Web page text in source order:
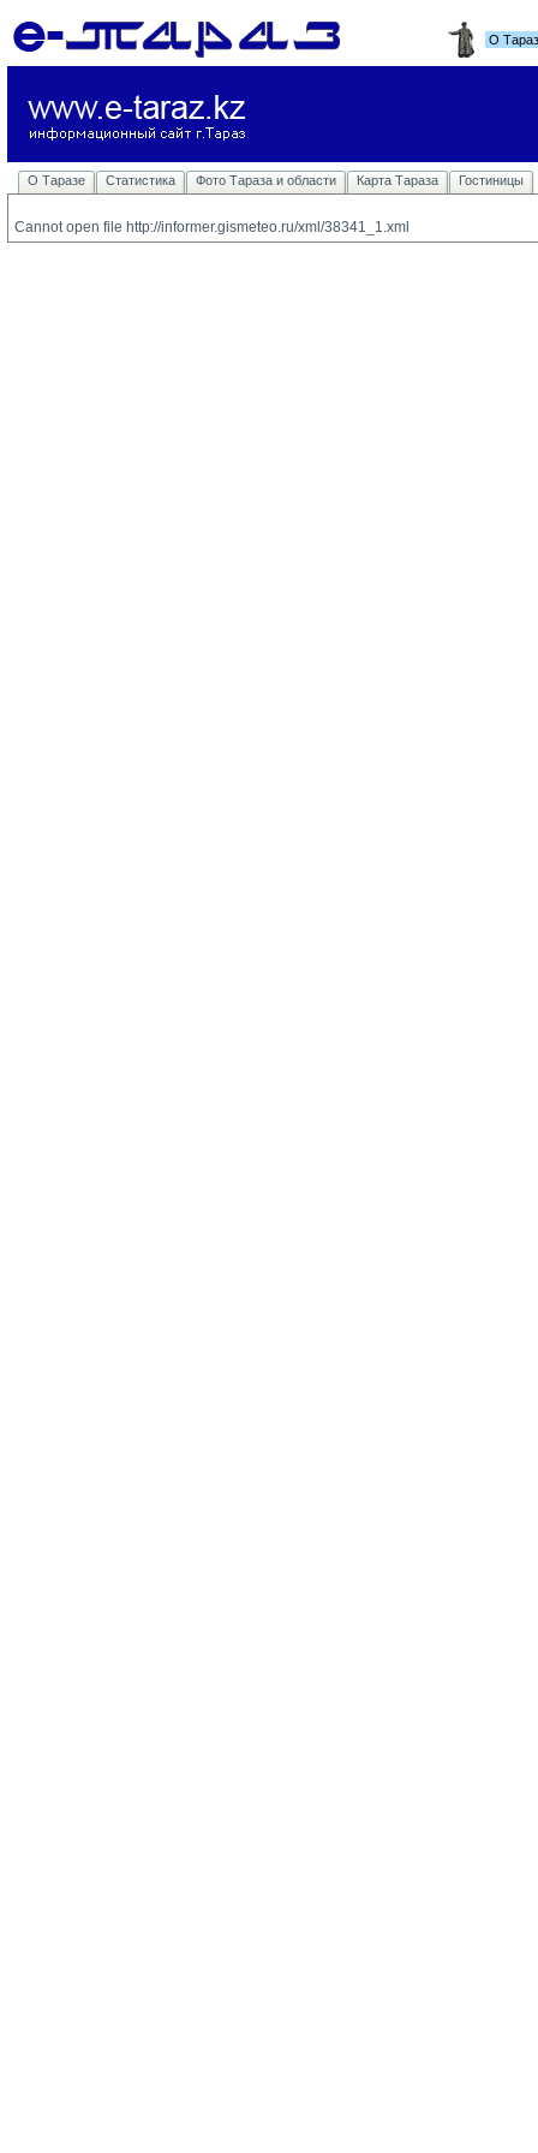
О
О Таразе Статистика Фото Тараза и области Карта Тараза Гостиницы
Cannot open file http://informer.gismeteo.ru/xml/38341_1.xml